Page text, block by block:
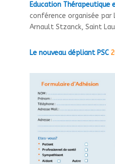
Education Thérapeutique
conférence organisée
Arnault Stzanck, Saint
Le nouveau dépliant PSC